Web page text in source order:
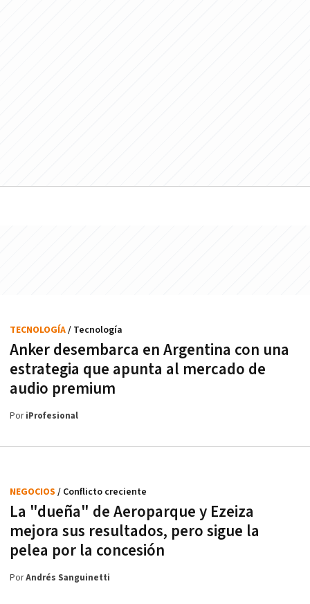
Anker desembarca en Argentina con una
estrategia que apunta al mercado de
audio premium
TECNOLOGÍA/ Tecnología
PoriProfesional
La "dueña" de Aeroparque y Ezeiza
mejora sus resultados, pero sigue la
pelea por la concesión
NEGOCIOS / Conflicto creciente
PorAndrés Sanguinetti